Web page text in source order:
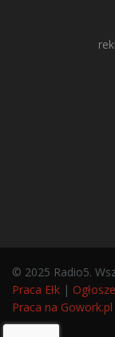
© 2025 Radio5.
Praca Ełk |
Praca na Gowork.pl